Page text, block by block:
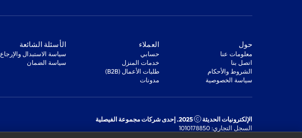
‫حول‬
معلومات عنا
اتصل بنا
‫الشروط والأحكام‬
‫سياسة الخصوصية‬
‫العملاء‬
‫حسابي‬
‫خدمات المنزل‬
‫طلبات الأعمال (B2B)‬
مدونات
‫الأسئلة الشائعة‬
‫سياسة الاستبدال والإرجاع‬
‫سياسة الضمان‬
الإلكترونيات الحديثة
2025. إحدى شركات مجموعة الفيصلية
السجل التجاري: 1010178850